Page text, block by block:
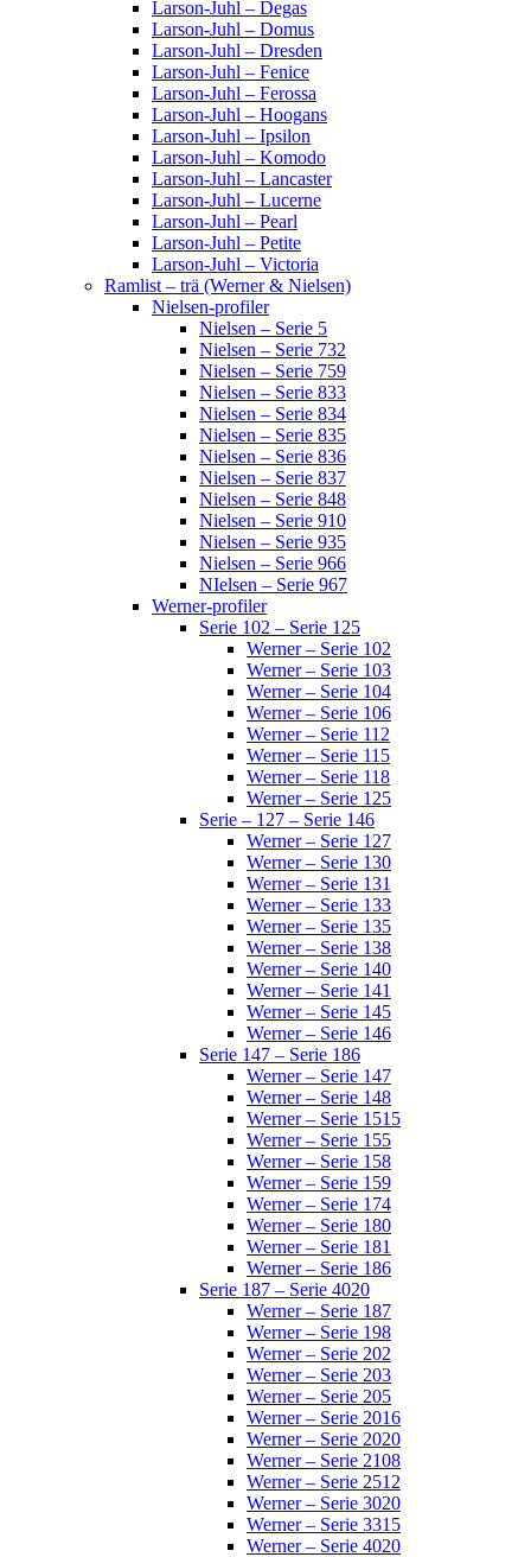
Larson-Juhl – Degas
Larson-Juhl – Domus
Larson-Juhl – Dresden
Larson-Juhl – Fenice
Larson-Juhl – Ferossa
Larson-Juhl – Hoogans
Larson-Juhl – Ipsilon
Larson-Juhl – Komodo
Larson-Juhl – Lancaster
Larson-Juhl – Lucerne
Larson-Juhl – Pearl
Larson-Juhl – Petite
Larson-Juhl – Victoria
Ramlist – trä (Werner & Nielsen)
Nielsen-profiler
Nielsen – Serie 5
Nielsen – Serie 732
Nielsen – Serie 759
Nielsen – Serie 833
Nielsen – Serie 834
Nielsen – Serie 835
Nielsen – Serie 836
Nielsen – Serie 837
Nielsen – Serie 848
Nielsen – Serie 910
Nielsen – Serie 935
Nielsen – Serie 966
NIelsen – Serie 967
Werner-profiler
Serie 102 – Serie 125
Werner – Serie 102
Werner – Serie 103
Werner – Serie 104
Werner – Serie 106
Werner – Serie 112
Werner – Serie 115
Werner – Serie 118
Werner – Serie 125
Serie – 127 – Serie 146
Werner – Serie 127
Werner – Serie 130
Werner – Serie 131
Werner – Serie 133
Werner – Serie 135
Werner – Serie 138
Werner – Serie 140
Werner – Serie 141
Werner – Serie 145
Werner – Serie 146
Serie 147 – Serie 186
Werner – Serie 147
Werner – Serie 148
Werner – Serie 1515
Werner – Serie 155
Werner – Serie 158
Werner – Serie 159
Werner – Serie 174
Werner – Serie 180
Werner – Serie 181
Werner – Serie 186
Serie 187 – Serie 4020
Werner – Serie 187
Werner – Serie 198
Werner – Serie 202
Werner – Serie 203
Werner – Serie 205
Werner – Serie 2016
Werner – Serie 2020
Werner – Serie 2108
Werner – Serie 2512
Werner – Serie 3020
Werner – Serie 3315
Werner – Serie 4020